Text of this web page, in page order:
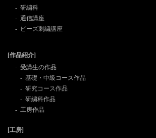
研繍科
通信講座
ビーズ刺繍講座
[作品紹介]
受講生の作品
基礎・中級コース作品
研究コース作品
研繍科作品
工房作品
[工房]